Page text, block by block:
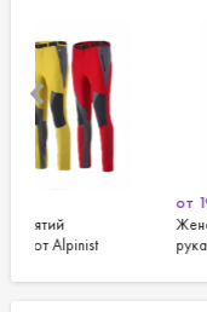
Женская футболка с
рукавом от Alpinist